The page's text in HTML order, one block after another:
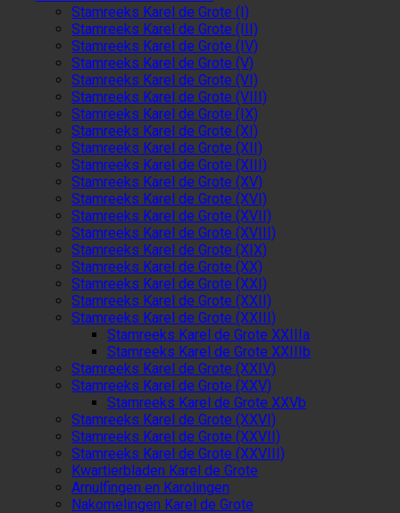
Stamreeks Karel de Grote (I)
Stamreeks Karel de Grote (III)
Stamreeks Karel de Grote (IV)
Stamreeks Karel de Grote (V)
Stamreeks Karel de Grote (VI)
Stamreeks Karel de Grote (VIII)
Stamreeks Karel de Grote (IX)
Stamreeks Karel de Grote (XI)
Stamreeks Karel de Grote (XII)
Stamreeks Karel de Grote (XIII)
Stamreeks Karel de Grote (XV)
Stamreeks Karel de Grote (XVI)
Stamreeks Karel de Grote (XVII)
Stamreeks Karel de Grote (XVIII)
Stamreeks Karel de Grote (XIX)
Stamreeks Karel de Grote (XX)
Stamreeks Karel de Grote (XXI)
Stamreeks Karel de Grote (XXII)
Stamreeks Karel de Grote (XXIII)
Stamreeks Karel de Grote XXIIIa
Stamreeks Karel de Grote XXIIIb
Stamreeks Karel de Grote (XXIV)
Stamreeks Karel de Grote (XXV)
Stamreeks Karel de Grote XXVb
Stamreeks Karel de Grote (XXVI)
Stamreeks Karel de Grote (XXVII)
Stamreeks Karel de Grote (XXVIII)
Kwartierbladen Karel de Grote
Arnulfingen en Karolingen
Nakomelingen Karel de Grote